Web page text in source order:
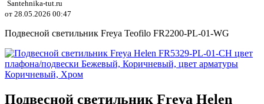
Santehnika-tut.ru
от 28.05.2026 00:47
Подвесной светильник Freya Teofilo FR2200-PL-01-WG
Подвесной светильник Freya Helen